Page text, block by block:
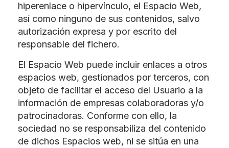
hiperenlace o hipervínculo, el Espacio Web,
así como ninguno de sus contenidos, salvo
autorización expresa y por escrito del
responsable del fichero.
El Espacio Web puede incluir enlaces a otros
espacios web, gestionados por terceros, con
objeto de facilitar el acceso del Usuario a la
información de empresas colaboradoras y/o
patrocinadoras. Conforme con ello, la
sociedad no se responsabiliza del contenido
de dichos Espacios web, ni se sitúa en una